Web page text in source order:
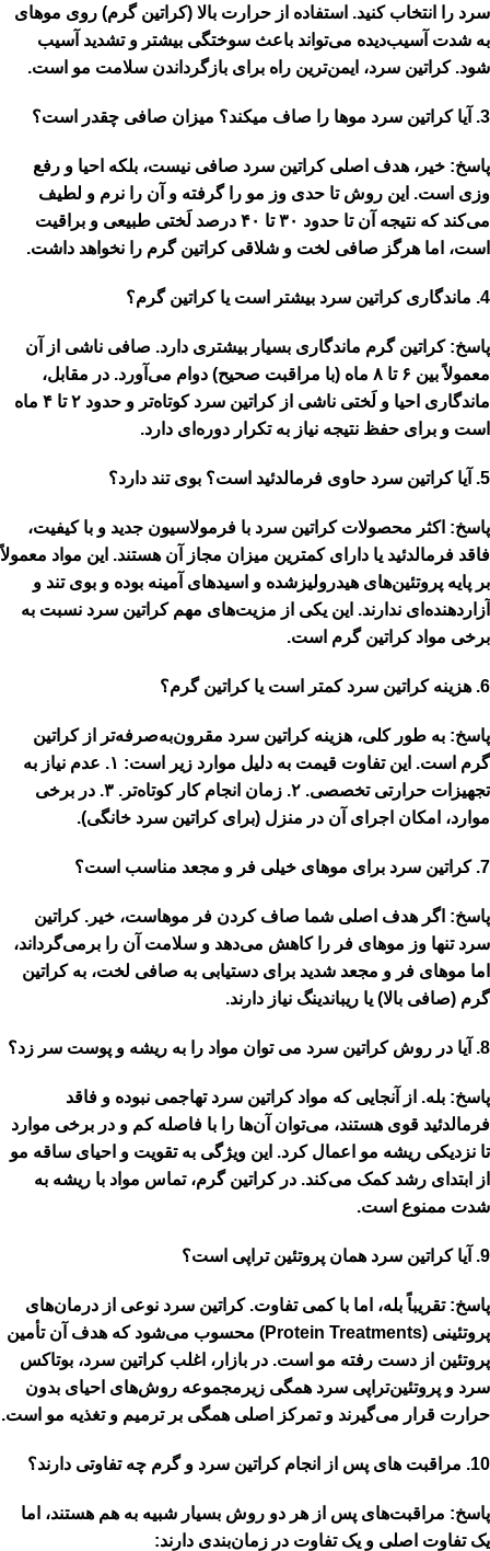
سرد را انتخاب کنید. استفاده از حرارت بالا (کراتین گرم) روی موهای
به شدت آسیب‌دیده می‌تواند باعث سوختگی بیشتر و تشدید آسیب
شود. کراتین سرد، ایمن‌ترین راه برای بازگرداندن سلامت مو است.
3. آیا کراتین سرد موها را صاف میکند؟ میزان صافی چقدر است؟
پاسخ: خیر، هدف اصلی کراتین سرد صافی نیست، بلکه احیا و رفع
وزی است. این روش تا حدی وز مو را گرفته و آن را نرم و لطیف
می‌کند که نتیجه آن تا حدود ۳۰ تا ۴۰ درصد لَختی طبیعی
و براقیت
است، اما هرگز صافی لخت و شلاقی کراتین گرم را نخواهد داشت.
4. ماندگاری کراتین سرد بیشتر است یا کراتین گرم؟
پاسخ: کراتین گرم ماندگاری بسیار بیشتری دارد. صافی ناشی از آن
معمولاً بین ۶ تا ۸ ماه
(با مراقبت صحیح) دوام می‌آورد. در مقابل،
ماندگاری احیا و لَختی ناشی ازکراتین سرد کوتاه‌تر و حدود ۲ تا ۴ ماه
است و برای حفظ نتیجه نیاز به تکرار دوره‌ای دارد.
5. آیا کراتین سرد حاوی فرمالدئید است؟ بوی تند دارد؟
پاسخ: اکثر محصولاتکراتین سرد با فرمولاسیون جدید و با کیفیت،
فاقد فرمالدئید یا دارای کمترین میزان مجاز آن هستند. این مواد معمولاً
بر پایه پروتئین‌های هیدرولیزشده و اسیدهای آمینه بوده و بوی تند و
آزاردهنده‌ای ندارند. این یکی از مزیت‌های مهم کراتین سرد نسبت به
برخی مواد کراتین گرم است.
6. هزینه کراتین سرد کمتر است یا کراتین گرم؟
پاسخ: به طور کلی، هزینه کراتین سرد مقرون‌به‌صرفه‌تر
از کراتین
گرم است. این تفاوت قیمت به دلیل موارد زیر است: ۱. عدم نیاز به
تجهیزات حرارتی تخصصی. ۲. زمان انجام کار کوتاه‌تر. ۳. در برخی
موارد، امکان اجرای آن در منزل (برای کراتین سرد خانگی).
7. کراتین سرد برای موهای خیلی فر و مجعد مناسب است؟
پاسخ: اگر هدف اصلی شما صاف کردن فر موهاست، خیر . کراتین
سرد تنها وز موهای فر را کاهش می‌دهد و سلامت آن را برمی‌گرداند،
اما موهای فر و مجعد شدید برای دستیابی به صافی لخت، بهکراتین
گرم (صافی بالا) یا ریباندینگ نیاز دارند.
8. آیا در روش کراتین سرد می توان مواد را به ریشه و پوست سر زد؟
پاسخ: بله. از آنجایی که مواد کراتین سرد تهاجمی نبوده و فاقد
فرمالدئید قوی هستند، می‌توان آن‌ها را با فاصله کم و در برخی موارد
تا نزدیکی ریشه مو اعمال کرد. این ویژگی به تقویت و احیای ساقه مو
از ابتدای رشد کمک می‌کند. در کراتین گرم، تماس مواد با ریشه به
شدت ممنوع است.
9. آیا کراتین سرد همان پروتئین تراپی است؟
پاسخ: تقریباً بله، اما با کمی تفاوت. کراتین سرد نوعی از درمان‌های
پروتئینی
(Protein Treatments) محسوب می‌شود که هدف آن تأمین
پروتئین از دست رفته مو است. در بازار، اغلب کراتین سرد، بوتاکس
سرد و پروتئین‌تراپی سرد همگی زیرمجموعه روش‌های احیای بدون
حرارت قرار می‌گیرند و تمرکز اصلی همگی بر ترمیم و تغذیه مو است.
10. مراقبت های پس از انجام کراتین سرد و گرم چه تفاوتی دارند؟
پاسخ: مراقبت‌های پس از هر دو روش بسیار شبیه به هم هستند، اما
یک تفاوت اصلی و یک تفاوت در زمان‌بندی دارند: